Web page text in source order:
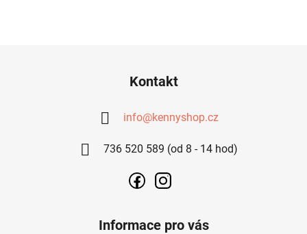
Kontakt
info@kennyshop.cz
736 520 589 (od 8 - 14 hod)
Informace pro vás